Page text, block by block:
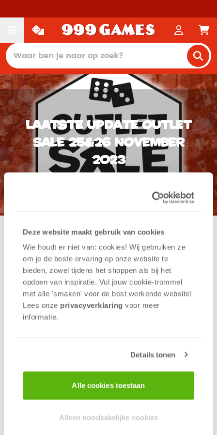
Deze website maakt gebruik van cookies
Wie houdt er niet van: cookies! Wij gebruiken ze
om je de beste ervaring op onze website te
bieden, zowel tijdens het shoppen als bij het
opdoen van inspiratie. Vul jouw cookie-trommel
met alle 'smaken' voor de best werkende website​!
Lees onze privacyverklaring voor meer
informatie.
Details tonen
Alle cookies toestaan
Alleen noodzakelijke cookies
Laatste update Outlet
Sale 25&26 november
2023
De Outlet Sale staat weer voor de deur. Op 25 &
26 november scoor je de leukste cadeaus voor
de feestdagen en pak jouw voordeel op de beste
bord- en kaartspellen, puzzels en meer.
Laatste Updates en Tips
Ben je benieuwd naar de laatste updates en
Hier vind je alle benodigde informatie om
Laatste sale in huidige pand
een Outlet Sale. Dit zal echter de laatste Outlet